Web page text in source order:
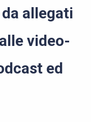
allegati
video-
ed